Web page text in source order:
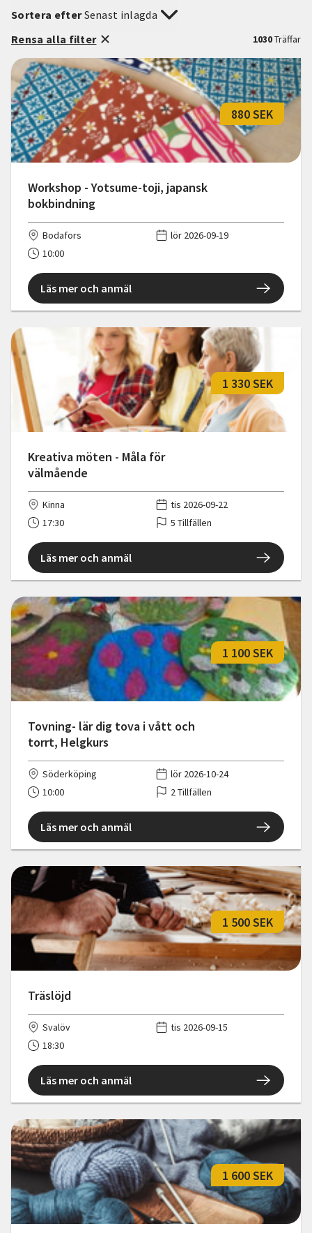
1030Träffar
Sortera efterSenast inlagda
Rensa alla filter
Workshop - Yotsume-toji, japansk
bokbindning
880 SEK
Bodafors
lör 2026-09-19
10:00
Läs mer och anmäl
Kreativa möten - Måla för
välmående
1 330 SEK
Kinna
tis 2026-09-22
17:30
5 Tillfällen
Läs mer och anmäl
Tovning- lär dig tova i vått och
torrt, Helgkurs
1 100 SEK
Söderköping
lör 2026-10-24
10:00
2 Tillfällen
Läs mer och anmäl
Träslöjd
1 500 SEK
Svalöv
tis 2026-09-15
18:30
Läs mer och anmäl
1 600 SEK